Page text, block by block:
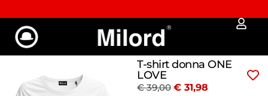
SALDI % SALDI % SALDI % ✔︎ Spedizione e reso
T-shirt donna ONE
LOVE
€39,00 € 31,98